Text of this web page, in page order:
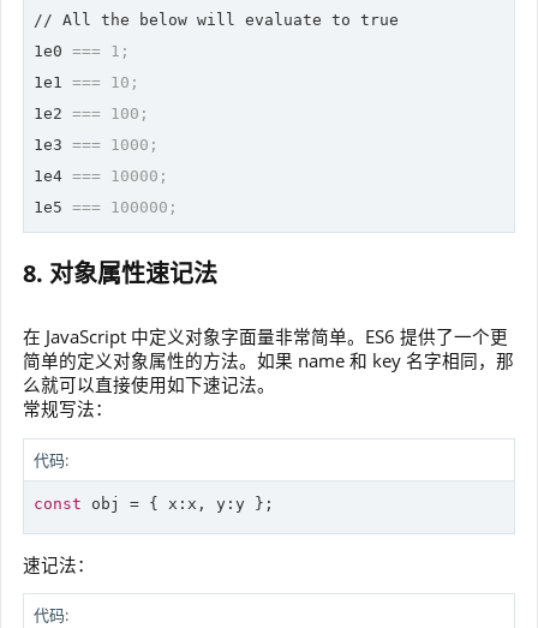
// All the below will evaluate to true
1e0 === 1;
1e1 === 10;
1e2 === 100;
1e3 === 1000;
1e4 === 10000;
1e5 === 100000;
8. 对象属性速记法
在 JavaScript 中定义对象字面量非常简单。ES6 提供了一个更
简单的定义对象属性的方法。如果 name 和 key 名字相同，那
么就可以直接使用如下速记法。
常规写法：
代码:
const obj = { x:x, y:y };
速记法：
代码: